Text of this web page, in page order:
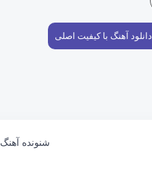
دانلود آهنگ با کیفیت اصلی
شنونده آهنگ